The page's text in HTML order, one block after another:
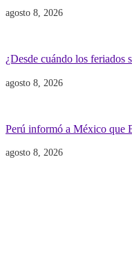
agosto 8, 2026
¿Desde cuándo los feriados
agosto 8, 2026
Perú informó a México que
agosto 8, 2026